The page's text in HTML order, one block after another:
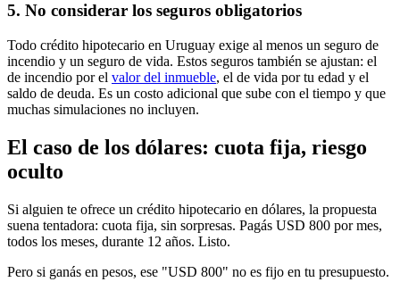
5. No considerar los seguros obligatorios
Todo crédito hipotecario en Uruguay exige al menos un seguro de
incendio y un seguro de vida. Estos seguros también se ajustan: el
de incendio por el valor del inmueble, el de vida por tu edad y el
saldo de deuda. Es un costo adicional que sube con el tiempo y que
muchas simulaciones no incluyen.
El caso de los dólares: cuota fija, riesgo
oculto
Si alguien te ofrece un crédito hipotecario en dólares, la propuesta
suena tentadora: cuota fija, sin sorpresas. Pagás USD 800 por mes,
todos los meses, durante 12 años. Listo.
Pero si ganás en pesos, ese "USD 800" no es fijo en tu presupuesto.